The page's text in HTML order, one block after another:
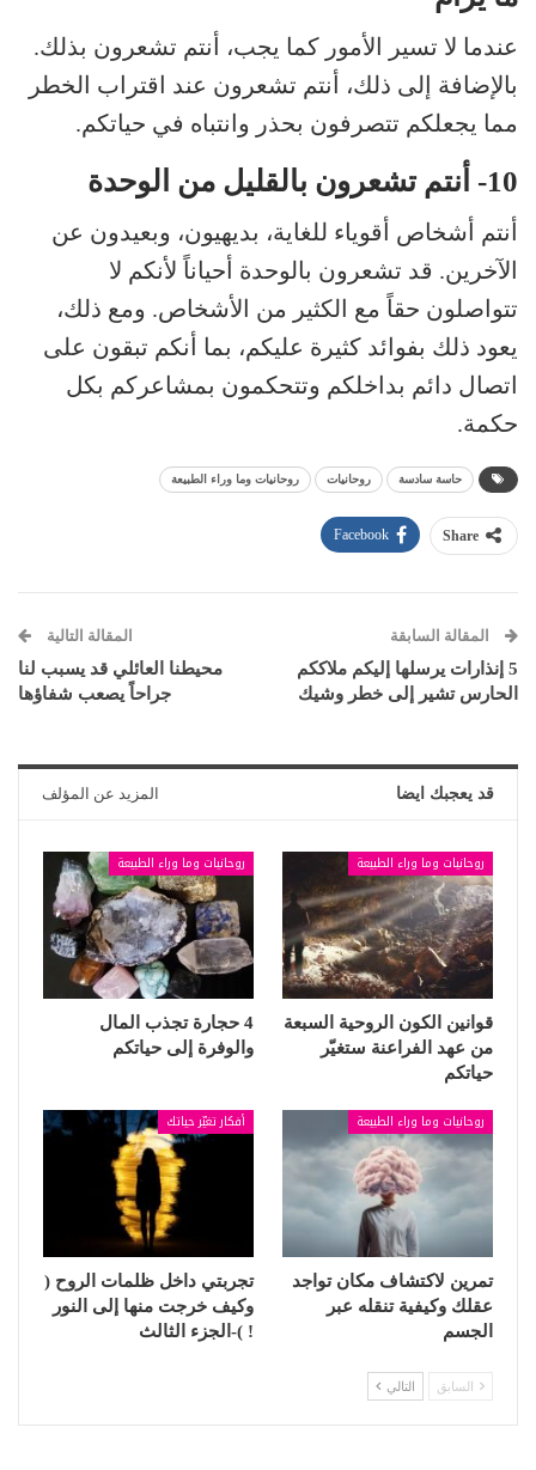
عندما لا تسير الأمور كما يجب، أنتم تشعرون بذلك.
بالإضافة إلى ذلك، أنتم تشعرون عند اقتراب الخطر
مما يجعلكم تتصرفون بحذر وانتباه في حياتكم.
10- أنتم تشعرون بالقليل من الوحدة
أنتم أشخاص أقوياء للغاية، بديهيون، وبعيدون عن
الآخرين. قد تشعرون بالوحدة أحياناً لأنكم لا
تتواصلون حقاً مع الكثير من الأشخاص. ومع ذلك،
يعود ذلك بفوائد كثيرة عليكم، بما أنكم تبقون على
اتصال دائم بداخلكم وتتحكمون بمشاعركم بكل
حكمة.
حاسة سادسة روحانيات روحانيات وما وراء الطبيعة
Share
Facebook
المقالة السابقة
5 إنذارات يرسلها إليكم ملاككم
الحارس تشير إلى خطر وشيك
المقالة التالية
محيطنا العائلي قد يسبب لنا
جراحاً يصعب شفاؤها
قد يعجبك ايضا المزيد عن المؤلف
روحانيات وما وراء الطبيعة
قوانين الكون الروحية السبعة
من عهد الفراعنة ستغيّر
حياتكم
روحانيات وما وراء الطبيعة
4 حجارة تجذب المال
والوفرة إلى حياتكم
روحانيات وما وراء الطبيعة
تمرين لاكتشاف مكان تواجد
عقلك وكيفية تنقله عبر
الجسم
أفكار تغيّر حياتك
تجربتي داخل ظلمات الروح (
وكيف خرجت منها إلى النور
! )-الجزء الثالث
السابق التالي